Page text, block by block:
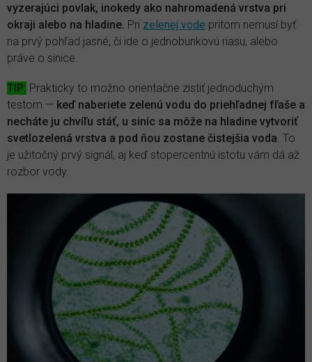
vyzerajúci povlak, inokedy ako nahromadená vrstva pri
okraji alebo na hladine. Pri zelenej vode pritom nemusí byť
na prvý pohľad jasné, či ide o jednobunkovú riasu, alebo
práve o sinice.
TIP: Prakticky to možno orientačne zistiť jednoduchým
testom — keď naberiete zelenú vodu do priehľadnej fľaše a
necháte ju chvíľu stáť, u siníc sa môže na hladine vytvoriť
svetlozelená vrstva a pod ňou zostane čistejšia voda . To
je užitočný prvý signál, aj keď stopercentnú istotu vám dá až
rozbor vody.